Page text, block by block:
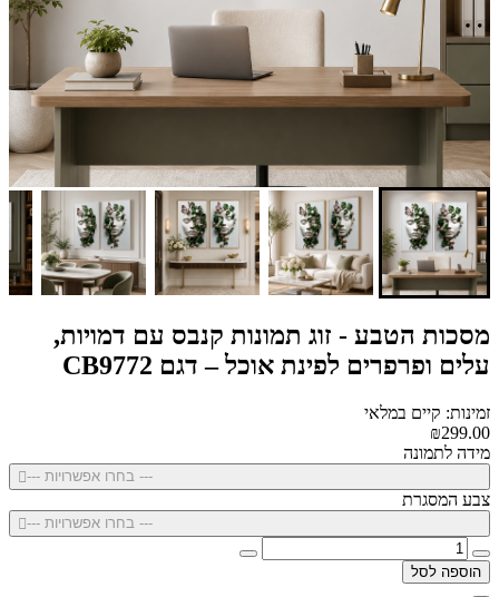
מסכות הטבע - זוג תמונות קנבס עם דמויות,
עלים ופרפרים לפינת אוכל – דגם CB9772
זמינות: קיים במלאי
₪299.00
מידה לתמונה
--- בחרו אפשרויות ---
צבע המסגרת
--- בחרו אפשרויות ---
הוספה לסל